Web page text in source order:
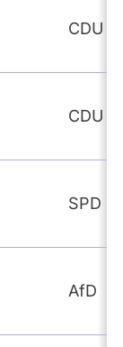
CDU
CDU
SPD
AfD